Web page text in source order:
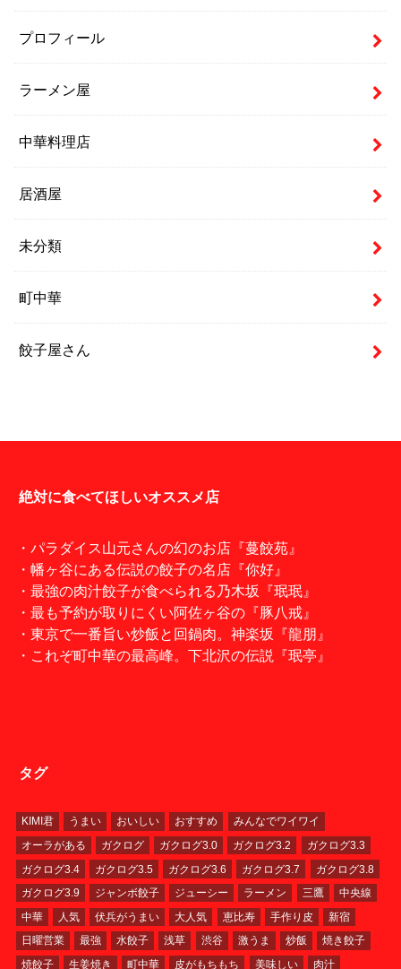
プロフィール
ラーメン屋
中華料理店
居酒屋
未分類
町中華
餃子屋さん
絶対に食べてほしいオススメ店
・パラダイス山元さんの幻のお店『蔓餃苑』
・幡ヶ谷にある伝説の餃子の名店『你好』
・最強の肉汁餃子が食べられる乃木坂『珉珉』
・最も予約が取りにくい阿佐ヶ谷の『豚八戒』
・東京で一番旨い炒飯と回鍋肉。神楽坂『龍朋』
・これぞ町中華の最高峰。下北沢の伝説『珉亭』
タグ
KIMI君 うまい おいしい おすすめ
みんなでワイワイ
オーラがある
ガクログ ガクログ3.0 ガクログ3.2
ガクログ3.3
ガクログ3.4
ガクログ3.5 ガクログ3.6 ガクログ3.7
ガクログ3.8
ガクログ3.9
ジャンボ餃子 ジューシー ラーメン 三鷹
中央線
中華
人気 伏兵がうまい 大人気 恵比寿 手作り皮
新宿
日曜営業
最強 水餃子 浅草 渋谷 激うま 炒飯
焼き餃子
焼餃子
生姜焼き 町中華 皮がもちもち 美味しい 肉汁